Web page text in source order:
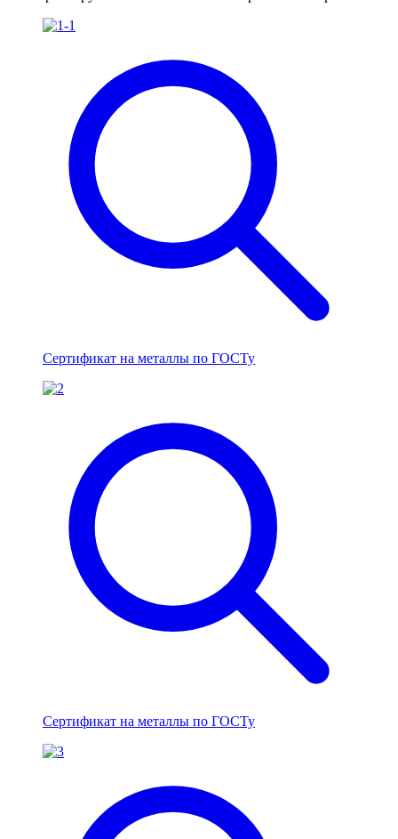
Сертификат на металлы по ГОСТу
Сертификат на металлы по ГОСТу